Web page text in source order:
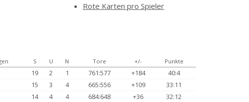
Rote Karten pro Spieler
S U N Tore +/- Punkte
19 2 1 761:577 +184
40:4
15 3 4 665:556 +109
33:11
14 4 4 684:648 +36
32:12